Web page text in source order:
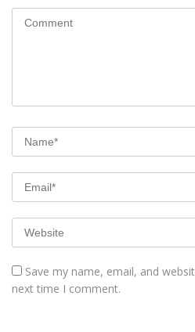
Save my name, email, and
next time I comment.